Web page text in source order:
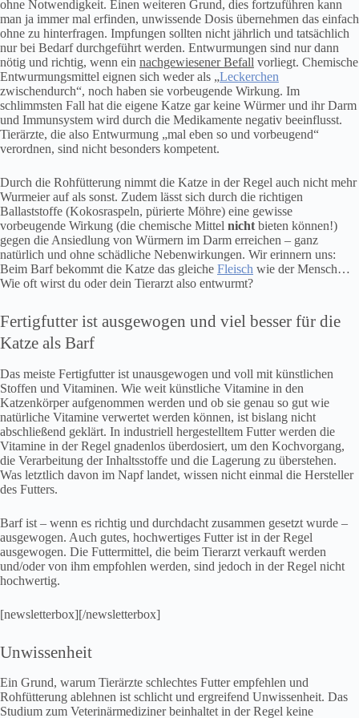
ohne Notwendigkeit. Einen weiteren Grund, dies fortzuführen kann
man ja immer mal erfinden, unwissende Dosis übernehmen das einfach
ohne zu hinterfragen. Impfungen sollten nicht jährlich und tatsächlich
nur bei Bedarf durchgeführt werden. Entwurmungen sind nur dann
nötig und richtig, wenn ein nachgewiesener Befall vorliegt. Chemische
Entwurmungsmittel eignen sich weder als „Leckerchen
zwischendurch“, noch haben sie vorbeugende Wirkung. Im
schlimmsten Fall hat die eigene Katze gar keine Würmer und ihr Darm
und Immunsystem wird durch die Medikamente negativ beeinflusst.
Tierärzte, die also Entwurmung „mal eben so und vorbeugend“
verordnen, sind nicht besonders kompetent.
Durch die Rohfütterung nimmt die Katze in der Regel auch nicht mehr
Wurmeier auf als sonst. Zudem lässt sich durch die richtigen
Ballaststoffe (Kokosraspeln, pürierte Möhre) eine gewisse
vorbeugende Wirkung (die chemische Mittel nichtbieten können!)
gegen die Ansiedlung von Würmern im Darm erreichen – ganz
natürlich und ohne schädliche Nebenwirkungen. Wir erinnern uns:
Beim Barf bekommt die Katze das gleiche Fleisch wie der Mensch…
Wie oft wirst du oder dein Tierarzt also entwurmt?
Fertigfutter ist ausgewogen und viel besser für die
Katze als Barf
Das meiste Fertigfutter ist unausgewogen und voll mit künstlichen
Stoffen und Vitaminen. Wie weit künstliche Vitamine in den
Katzenkörper aufgenommen werden und ob sie genau so gut wie
natürliche Vitamine verwertet werden können, ist bislang nicht
abschließend geklärt. In industriell hergestelltem Futter werden die
Vitamine in der Regel gnadenlos überdosiert, um den Kochvorgang,
die Verarbeitung der Inhaltsstoffe und die Lagerung zu überstehen.
Was letztlich davon im Napf landet, wissen nicht einmal die Hersteller
des Futters.
Barf ist – wenn es richtig und durchdacht zusammen gesetzt wurde –
ausgewogen. Auch gutes, hochwertiges Futter ist in der Regel
ausgewogen. Die Futtermittel, die beim Tierarzt verkauft werden
und/oder von ihm empfohlen werden, sind jedoch in der Regel nicht
hochwertig.
[newsletterbox][/newsletterbox]
Unwissenheit
Ein Grund, warum Tierärzte schlechtes Futter empfehlen und
Rohfütterung ablehnen ist schlicht und ergreifend Unwissenheit. Das
Studium zum Veterinärmediziner beinhaltet in der Regel keine